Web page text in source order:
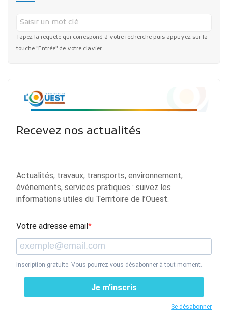
Tapez la requête qui correspond à votre recherche puis appuyez sur la
touche "Entrée" de votre clavier.
Recevez nos actualités
Actualités, travaux, transports, environnement,
événements, services pratiques : suivez les
informations utiles du Territoire de l’Ouest.
Votre adresse email
Inscription gratuite. Vous pourrez vous désabonner à tout moment.
Je m’inscris
Se désabonner